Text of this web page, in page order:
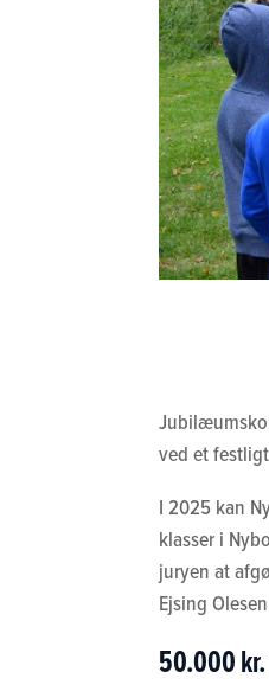
ved et
I 2025 kan
klasser i
juryen at
Ejsing
50.000